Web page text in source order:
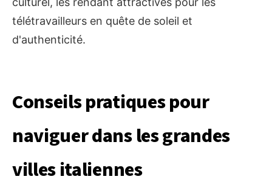
télétravailleurs en quête de soleil et
d'authenticité.
Conseils pratiques pour
naviguer dans les grandes
villes italiennes